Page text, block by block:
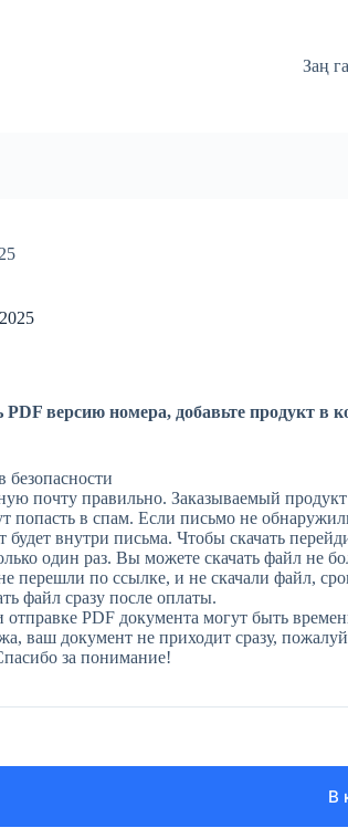
Заң
версию номера, добавьте продукт в
почту правильно. Заказываемый
попасть в спам. Если письмо не
будет внутри письма. Чтобы скачать
один раз. Вы можете скачать файл не
перешли по ссылке, и не скачали файл,
файл сразу после оплаты.
PDF документа могут быть
ваш документ не приходит сразу,
за понимание!
В